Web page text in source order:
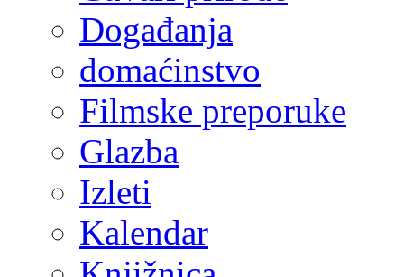
Događanja
domaćinstvo
Filmske preporuke
Glazba
Izleti
Kalendar